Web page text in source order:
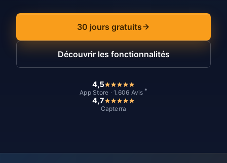
30 jours gratuits
Découvrir les fonctionnalités
4,5
App Store · 1.606 Avis *
4,7
Capterra